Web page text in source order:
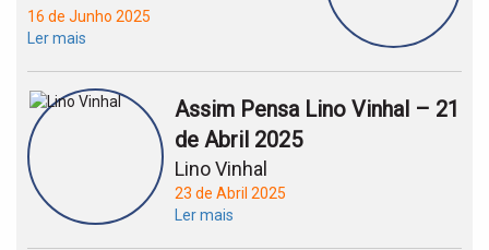
16 de Junho 2025
Ler mais
Assim Pensa Lino Vinhal – 21
de Abril 2025
Lino Vinhal
23 de Abril 2025
Ler mais